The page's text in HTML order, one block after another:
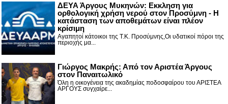
ΔΕΥΑ Άργους Μυκηνών: Εκκληση για
ορθολογική χρήση νερού στον Προσύμνη - Η
κατάσταση των αποθεμάτων είναι πλέον
κρίσιμη
Αγαπητοί κάτοικοι της Τ.Κ. Προσύμνης,Οι υδατικοί πόροι της
περιοχής μα...
Γιώργος Μακρής: Από τον Αριστέα Άργους
στον Παναιτωλικό
Όλη η οικογένεια της ακαδημίας ποδοσφαίρου του ΑΡΙΣΤΕΑ
ΑΡΓΟΥΣ συγχαίρε...